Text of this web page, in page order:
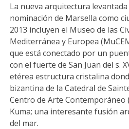
La nueva arquitectura
nominación de Marsella como
2013 incluyen el Museo de las
Mediterránea y Europea
que está conectado por un
con el fuerte de San Juan del s.
etérea estructura cristalina
bizantina de la Catedral de
Centro de Arte Contemporáneo
Kuma; una interesante fusión
del mar.